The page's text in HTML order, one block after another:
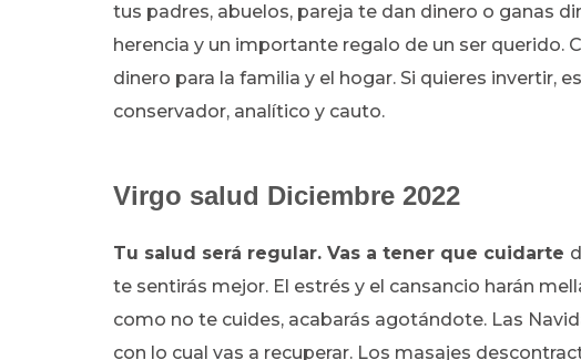
tus padres, abuelos, pareja te dan dinero o ganas
herencia y un importante regalo de un ser querido.
dinero para la familia y el hogar. Si quieres invertir,
conservador, analítico y cauto.
Virgo salud Diciembre 2022
Tu salud será regular. Vas a tener que cuidarte
te sentirás mejor. El estrés y el cansancio harán
como no te cuides, acabarás agotándote. Las
con lo cual vas a recuperar. Los masajes